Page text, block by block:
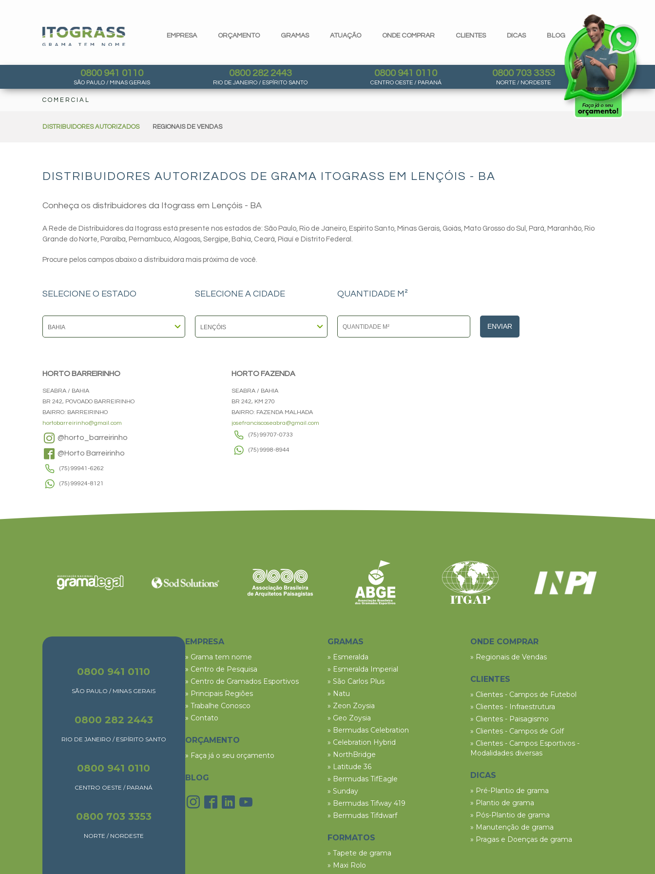
EMPRESA ORÇAMENTO GRAMAS ATUAÇÃO ONDE COMPRAR CLIENTES DICAS BLOG
0800 941 0110
SÃO PAULO / MINAS GERAIS
0800 282 2443
RIO DE JANEIRO / ESPÍRITO SANTO
0800 941 0110
CENTRO OESTE / PARANÁ
0800 703 3353
NORTE / NORDESTE
COMERCIAL
DISTRIBUIDORES AUTORIZADOS REGIONAIS DE VENDAS
DISTRIBUIDORES AUTORIZADOS DE GRAMA ITOGRASS EM LENÇÓIS - BA
Conheça os distribuidores da Itograss em Lençóis - BA
A Rede de Distribuidores da Itograss está presente nos estados de: São Paulo, Rio de Janeiro, Espirito Santo, Minas Gerais, Goiás, Mato Grosso do Sul, Pará, Maranhão, Rio
Grande do Norte, Paraíba, Pernambuco, Alagoas, Sergipe, Bahia, Ceará, Piauí e Distrito Federal.
Procure pelos campos abaixo a distribuidora mais próxima de você.
SELECIONE O ESTADO SELECIONE A CIDADE QUANTIDADE M²
ENVIAR
HORTO BARREIRINHO
SEABRA / BAHIA
BR 242, POVOADO BARREIRINHO
BAIRRO: BARREIRINHO
hortobarreirinho@gmail.com
@horto_barreirinho
@Horto Barreirinho
(75) 99941-6262
(75) 99924-8121
HORTO FAZENDA
SEABRA / BAHIA
BR 242, KM 270
BAIRRO: FAZENDA MALHADA
josefranciscoseabra@gmail.com
(75) 99707-0733
(75) 9998-8944
0800 941 0110
SÃO PAULO / MINAS GERAIS
0800 282 2443
RIO DE JANEIRO / ESPÍRITO SANTO
0800 941 0110
CENTRO OESTE / PARANÁ
0800 703 3353
NORTE / NORDESTE
EMPRESA
» Grama tem nome
» Centro de Pesquisa
» Centro de Gramados Esportivos
» Principais Regiões
» Trabalhe Conosco
» Contato
ORÇAMENTO
» Faça já o seu orçamento
BLOG
GRAMAS
» Esmeralda
» Esmeralda Imperial
» São Carlos Plus
» Natu
» Zeon Zoysia
» Geo Zoysia
» Bermudas Celebration
» Celebration Hybrid
» NorthBridge
» Latitude 36
» Bermudas TifEagle
» Sunday
» Bermudas Tifway 419
» Bermudas Tifdwarf
FORMATOS
» Tapete de grama
» Maxi Rolo
ONDE COMPRAR
» Regionais de Vendas
CLIENTES
» Clientes - Campos de Futebol
» Clientes - Infraestrutura
» Clientes - Paisagismo
» Clientes - Campos de Golf
» Clientes - Campos Esportivos -
Modalidades diversas
DICAS
» Pré-Plantio de grama
» Plantio de grama
» Pós-Plantio de grama
» Manutenção de grama
» Pragas e Doenças de grama